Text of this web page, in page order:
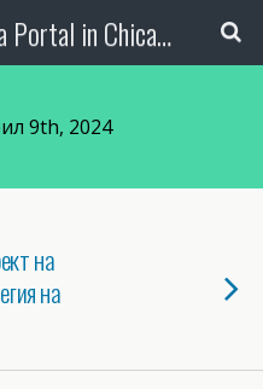
The Bulgarian Media Portal in Chicago
9th, 2024
на
на